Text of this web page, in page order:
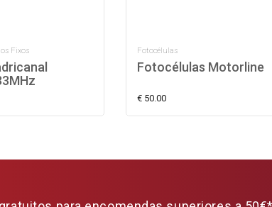
Fixos Fotocélulas
Fotocélulas Motorline
€ 50.00